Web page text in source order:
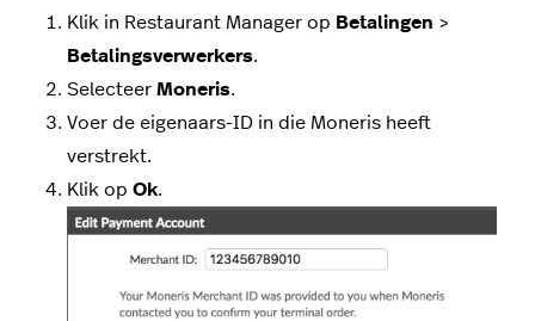
Klik in Restaurant Manager op Betalingen >
Betalingsverwerkers.
Selecteer Moneris.
Voer de eigenaars-ID in die Moneris heeft
verstrekt.
Klik op Ok.